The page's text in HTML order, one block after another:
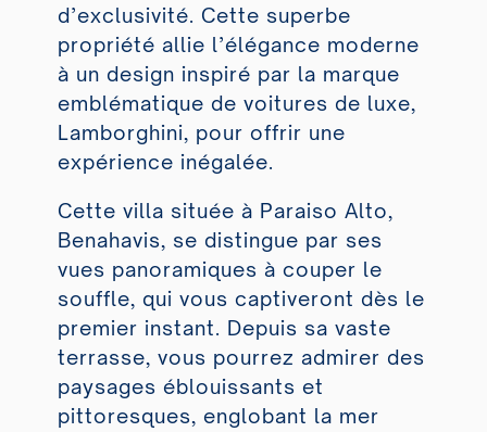
d’exclusivité. Cette superbe
propriété allie l’élégance moderne
à un design inspiré par la marque
emblématique de voitures de luxe,
Lamborghini, pour offrir une
expérience inégalée.
Cette villa située à Paraiso Alto,
Benahavis, se distingue par ses
vues panoramiques à couper le
souffle, qui vous captiveront dès le
premier instant. Depuis sa vaste
terrasse, vous pourrez admirer des
paysages éblouissants et
pittoresques, englobant la mer